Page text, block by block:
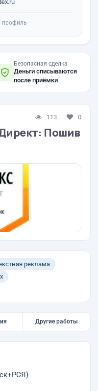
профиль
Безопасная сделка
Деньги списываются
после приёмки
113 0
Пошив
реклама
Другие работы